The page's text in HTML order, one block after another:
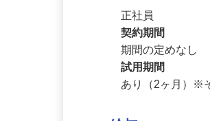
雇用形態
正社員
契約期間
期間の定めなし
試用期間